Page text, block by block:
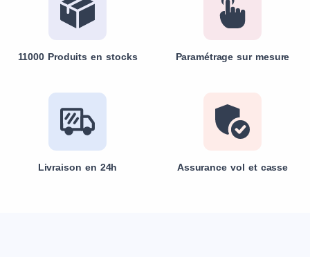
11000 Produits en stocks Paramétrage sur mesure
Livraison en 24h Assurance vol et casse